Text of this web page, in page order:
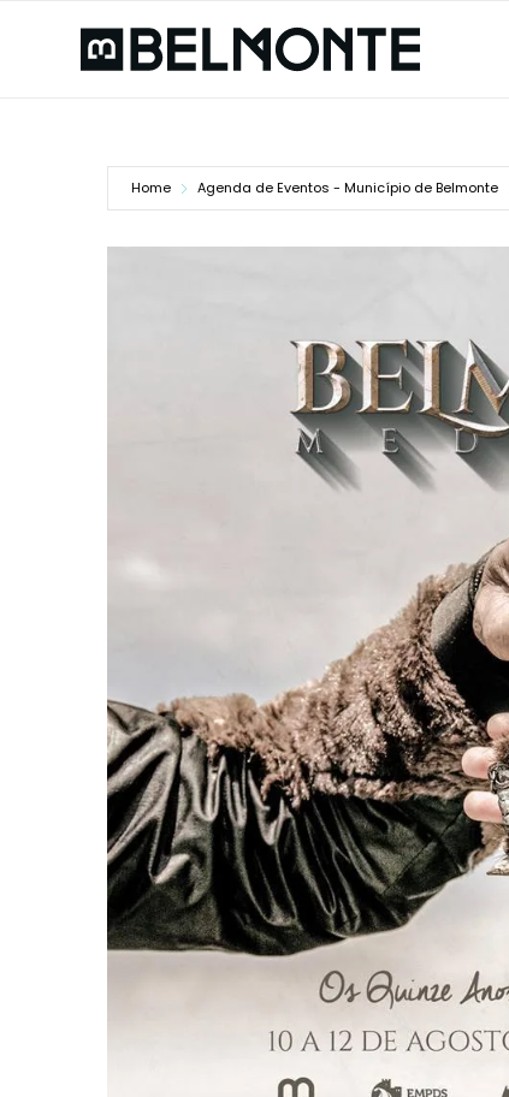
Home Agenda de Eventos - Município de Belmonte